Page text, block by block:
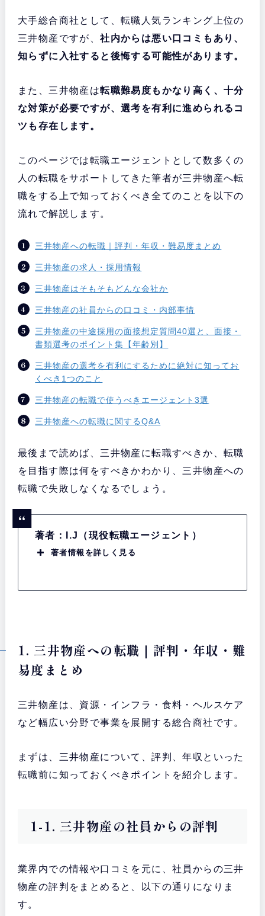
大手総合商社として、転職人気ランキング上位の
三井物産ですが、社内からは悪い口コミもあり、
知らずに入社すると後悔する可能性があります。
また、三井物産は転職難易度もかなり高く、十分
な対策が必要ですが、選考を有利に進められるコ
ツも存在します。
このページでは転職エージェントとして数多くの
人の転職をサポートしてきた筆者が三井物産へ転
職をする上で知っておくべき全てのことを以下の
流れで解説します。
三井物産への転職｜評判・年収・難易度まとめ
三井物産の求人・採用情報
三井物産はそもそもどんな会社か
三井物産の社員からの口コミ・内部事情
三井物産の中途採用の面接想定質問40選と、面接・
書類選考のポイント集【年齢別】
三井物産の選考を有利にするために絶対に知ってお
くべき1つのこと
三井物産の転職で使うべきエージェント3選
三井物産への転職に関するQ&A
最後まで読めば、三井物産に転職すべきか、転職
を目指す際は何をすべきかわかり、三井物産への
転職で失敗しなくなるでしょう。
著者：I.J（現役転職エージェント）
著者情報を詳しく見る
1. 三井物産への転職｜評判・年収・難
易度まとめ
三井物産は、資源・インフラ・食料・ヘルスケア
など幅広い分野で事業を展開する総合商社です。
まずは、三井物産について、評判、年収といった
転職前に知っておくべきポイントを紹介します。
1-1. 三井物産の社員からの評判
業界内での情報や口コミを元に、社員からの三井
物産の評判をまとめると、以下の通りになりま
す。